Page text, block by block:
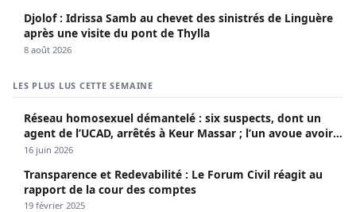
Djolof : Idrissa Samb au chevet des sinistrés de Linguère
après une visite du pont de Thylla
8 août 2026
LES PLUS LUS CETTE SEMAINE
Réseau homosexuel démantelé : six suspects, dont un
agent de l’UCAD, arrêtés à Keur Massar ; l’un avoue avoir
propagé le VIH depuis 2018
16 juin 2026
Transparence et Redevabilité : Le Forum Civil réagit au
rapport de la cour des comptes
19 février 2025